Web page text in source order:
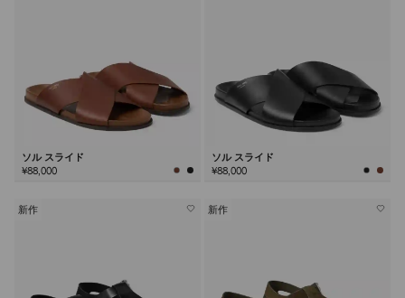
ソル スライド
¥88,000
ソル スライド
¥88,000
新作 新作